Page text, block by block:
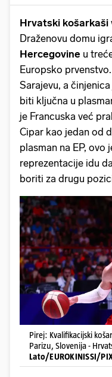
Hrvatski košarkaši
Draženovu domu
Hercegovine u
Europsko
Sarajevu, a
biti ključna u
je Francuska već
Cipar kao jedan od
plasman na EP, ovo
reprezentacije idu
boriti za drugu
Pirej: Kvalifikacijski
Parizu, Slovenija -
Lato/EUROKINISSI/